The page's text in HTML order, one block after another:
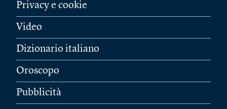
Privacy e cookie
Video
Dizionario italiano
Oroscopo
Pubblicità